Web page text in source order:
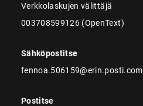
Verkkolaskujen välittäjä
003708599126 (OpenText)
Sähköpostitse
fennoa.506159@erin.posti.com
Postitse